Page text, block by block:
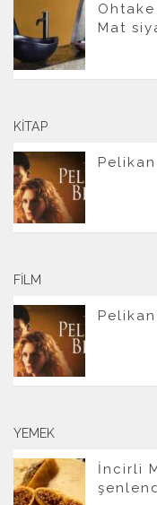
Mat
KITAP
Pelikan
FILM
Pelikan
YEMEK
İncirli